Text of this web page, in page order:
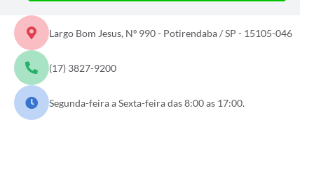
Largo Bom Jesus, Nº 990 - Potirendaba / SP - 15105-046
(17) 3827-9200
Segunda-feira a Sexta-feira das 8:00 as 17:00.